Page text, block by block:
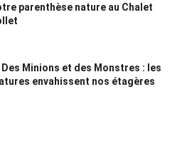
parenthèse nature au Chalet
Des Minions et des Monstres : les
envahissent nos étagères